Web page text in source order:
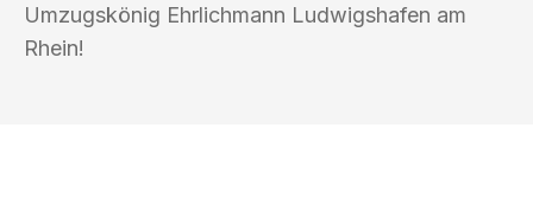
Umzugskönig Ehrlichmann Ludwigshafen am
Rhein!